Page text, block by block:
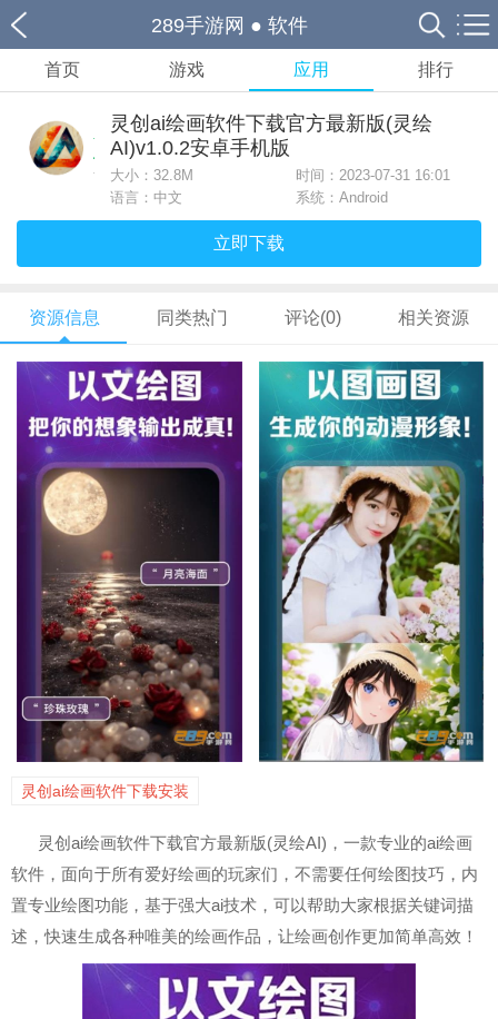
289手游网 ● 软件
首页 游戏 应用 排行
灵创ai绘画软件下载官方最新版(灵绘
AI)v1.0.2安卓手机版
大小： 32.8M
时间：2023-07-31 16:01
语言：中文
系统：Android
立即下载
资源信息 同类热门 评论(0) 相关资源
灵创ai绘画软件下载安装
灵创ai绘画软件下载官方最新版(灵绘AI)，一款专业的ai绘画
软件，面向于所有爱好绘画的玩家们，不需要任何绘图技巧，内
置专业绘图功能，基于强大ai技术，可以帮助大家根据关键词描
述，快速生成各种唯美的绘画作品，让绘画创作更加简单高效！